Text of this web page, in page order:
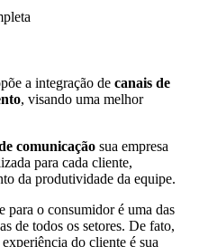
a integração de canais de
, visando uma melhor
comunicação sua empresa
para cada cliente,
da produtividade da equipe.
para o consumidor é uma das
de todos os setores. De fato,
do cliente é sua